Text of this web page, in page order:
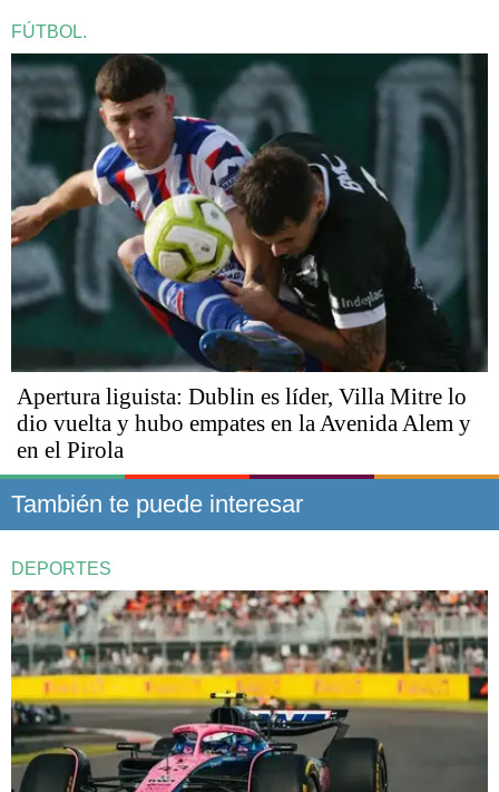
FÚTBOL.
Apertura liguista: Dublin es líder, Villa Mitre lo
dio vuelta y hubo empates en la Avenida Alem y
en el Pirola
También te puede interesar
DEPORTES